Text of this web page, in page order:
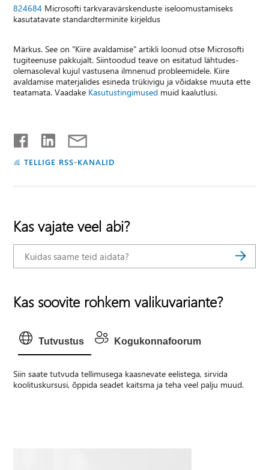
824684 Microsofti tarkvaravärskenduste iseloomustamiseks
kasutatavate standardterminite kirjeldus
Märkus. See on "Kiire avaldamise" artikli loonud otse Microsofti
tugiteenuse pakkujalt. Siintoodud teave on esitatud lähtudes-
olemasoleval kujul vastusena ilmnenud probleemidele. Kiire
avaldamise materjalides esineda trükivigu ja võidakse muuta ette
teatamata. Vaadake Kasutustingimused muid kaalutlusi.
TELLIGE RSS-KANALID
Kas vajate veel abi?
Kas soovite rohkem valikuvariante?
Tutvustus Kogukonnafoorum
Siin saate tutvuda tellimusega kaasnevate eelistega, sirvida
koolituskursusi, õppida seadet kaitsma ja teha veel palju muud.